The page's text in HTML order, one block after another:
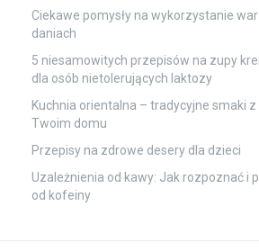
Ciekawe pomysły na wykorzystanie
daniach
5 niesamowitych przepisów na zupy
dla osób nietolerujących laktozy
Kuchnia orientalna – tradycyjne smaki
Twoim domu
Przepisy na zdrowe desery dla dzieci
Uzależnienia od kawy: Jak rozpoznać i
od kofeiny